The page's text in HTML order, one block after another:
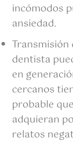
incómodos
ansiedad.
Transmisión
dentista
en
cercanos
probable
adquieran
relatos